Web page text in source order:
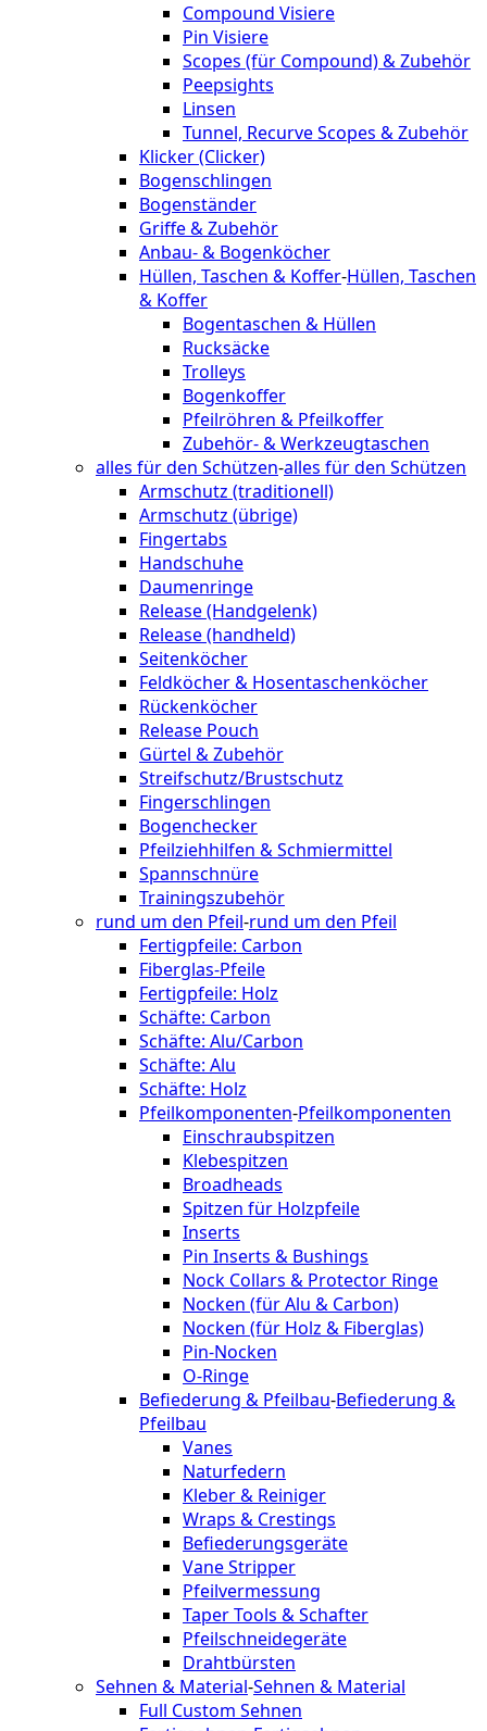
Compound Visiere
Pin Visiere
Scopes (für Compound) & Zubehör
Peepsights
Linsen
Tunnel, Recurve Scopes & Zubehör
Klicker (Clicker)
Bogenschlingen
Bogenständer
Griffe & Zubehör
Anbau- & Bogenköcher
Hüllen, Taschen & Koffer-Hüllen, Taschen
& Koffer
Bogentaschen & Hüllen
Rucksäcke
Trolleys
Bogenkoffer
Pfeilröhren & Pfeilkoffer
Zubehör- & Werkzeugtaschen
alles für den Schützen-alles für den Schützen
Armschutz (traditionell)
Armschutz (übrige)
Fingertabs
Handschuhe
Daumenringe
Release (Handgelenk)
Release (handheld)
Seitenköcher
Feldköcher & Hosentaschenköcher
Rückenköcher
Release Pouch
Gürtel & Zubehör
Streifschutz/Brustschutz
Fingerschlingen
Bogenchecker
Pfeilziehhilfen & Schmiermittel
Spannschnüre
Trainingszubehör
rund um den Pfeil-rund um den Pfeil
Fertigpfeile: Carbon
Fiberglas-Pfeile
Fertigpfeile: Holz
Schäfte: Carbon
Schäfte: Alu/Carbon
Schäfte: Alu
Schäfte: Holz
Pfeilkomponenten-Pfeilkomponenten
Einschraubspitzen
Klebespitzen
Broadheads
Spitzen für Holzpfeile
Inserts
Pin Inserts & Bushings
Nock Collars & Protector Ringe
Nocken (für Alu & Carbon)
Nocken (für Holz & Fiberglas)
Pin-Nocken
O-Ringe
Befiederung & Pfeilbau-Befiederung &
Pfeilbau
Vanes
Naturfedern
Kleber & Reiniger
Wraps & Crestings
Befiederungsgeräte
Vane Stripper
Pfeilvermessung
Taper Tools & Schafter
Pfeilschneidegeräte
Drahtbürsten
Sehnen & Material-Sehnen & Material
Full Custom Sehnen